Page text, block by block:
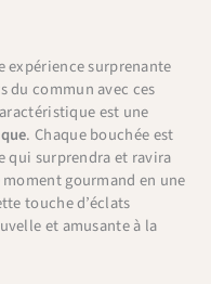
surprenante
du commun avec ces
est une
. Chaque bouchée est
qui surprendra et ravira
gourmand en une
touche d’éclats
et amusante à la